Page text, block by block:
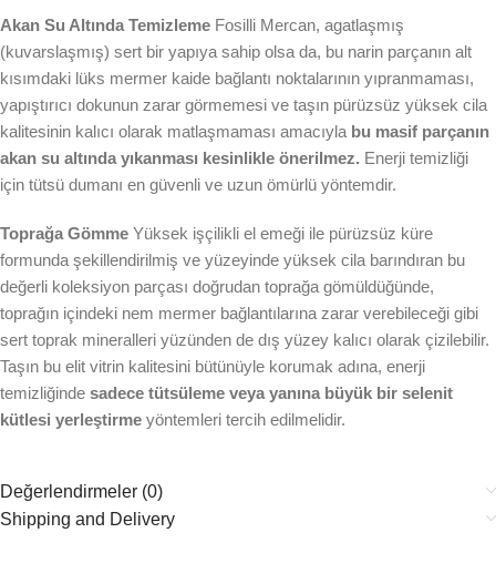
Akan Su Altında Temizleme Fosilli Mercan, agatlaşmış
(kuvarslaşmış) sert bir yapıya sahip olsa da, bu narin parçanın alt
kısımdaki lüks mermer kaide bağlantı noktalarının yıpranmaması,
yapıştırıcı dokunun zarar görmemesi ve taşın pürüzsüz yüksek cila
kalitesinin kalıcı olarak matlaşmaması amacıyla bu masif parçanın
akan su altında yıkanması kesinlikle önerilmez. Enerji temizliği
için tütsü dumanı en güvenli ve uzun ömürlü yöntemdir.
Toprağa Gömme Yüksek işçilikli el emeği ile pürüzsüz küre
formunda şekillendirilmiş ve yüzeyinde yüksek cila barındıran bu
değerli koleksiyon parçası doğrudan toprağa gömüldüğünde,
toprağın içindeki nem mermer bağlantılarına zarar verebileceği gibi
sert toprak mineralleri yüzünden de dış yüzey kalıcı olarak çizilebilir.
Taşın bu elit vitrin kalitesini bütünüyle korumak adına, enerji
temizliğinde sadece tütsüleme veya yanına büyük bir selenit
kütlesi yerleştirme yöntemleri tercih edilmelidir.
Değerlendirmeler (0)
Shipping and Delivery